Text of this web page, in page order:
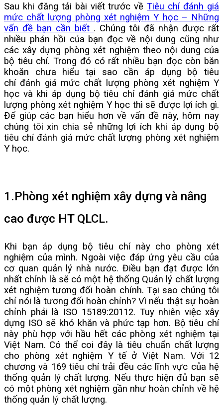
Sau khi đăng tải bài viết trước vềTiêu chí đánh giá
mức chất lượng phòng xét nghiệm Y học – Những
vấn đề bạn cần biết . Chúng tôi đã nhận được rất
nhiều phản hồi của bạn đọc về nội dung cũng như
các xây dựng phòng xét nghiệm theo nội dung của
bộ tiêu chí. Trong đó có rất nhiều bạn đọc còn băn
khoăn chưa hiểu tại sao cần áp dụng bộ tiêu
chí đánh giá mức chất lượng phòng xét nghiệm Y
học và khi áp dụng bộ tiêu chí đánh giá mức chất
lượng phòng xét nghiệm Y học thì sẽ được lợi ích gì.
Để giúp các bạn hiểu hơn về vấn đề này, hôm nay
chúng tôi xin chia sẻ những lợi ích khi áp dụng bộ
tiêu chí đánh giá mức chất lượng phòng xét nghiệm
Y học.
1.Phòng xét nghiệm xây dựng và nâng
cao được HT QLCL.
Khi bạn áp dụng bộ tiêu chí này cho phòng xét
nghiệm của mình. Ngoài việc đáp ứng yêu cầu của
cơ quan quản lý nhà nước. Điều bạn đạt được lớn
nhất chính là sẽ có một hệ thống Quản lý chất lượng
xét nghiệm tương đối hoàn chỉnh. Tại sao chúng tôi
chỉ nói là tương đối hoàn chỉnh? Vì nếu thật sự hoàn
chỉnh phải là ISO 15189:20112. Tuy nhiên việc xây
dựng ISO sẽ khó khăn và phức tạp hơn. Bộ tiêu chí
này phù hợp với hầu hết các phòng xét nghiệm tại
Việt Nam. Có thể coi đây là tiêu chuẩn chất lượng
cho phòng xét nghiệm Y tế ở Việt Nam. Với 12
chương và 169 tiêu chí trải đều các lĩnh vực của hệ
thống quản lý chất lượng. Nếu thực hiện đủ bạn sẽ
có một phòng xét nghiệm gần như hoàn chỉnh về hệ
thống quản lý chất lượng.